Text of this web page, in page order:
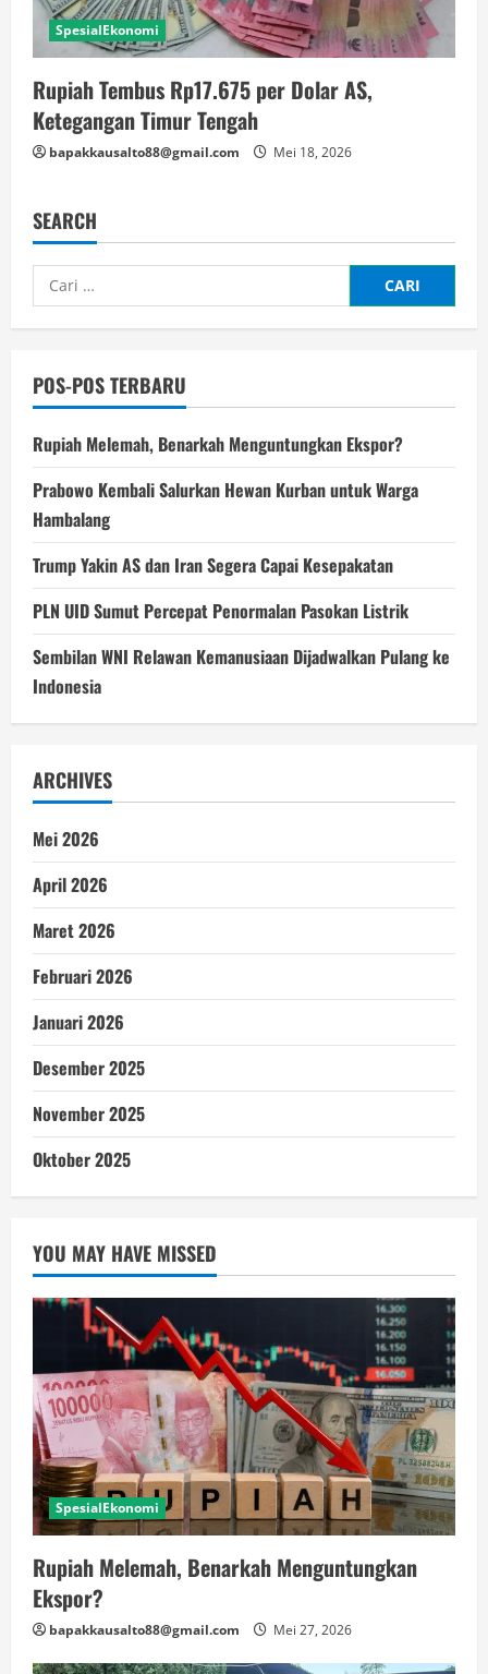
SpesialEkonomi
Rupiah Tembus Rp17.675 per Dolar AS,
Ketegangan Timur Tengah
bapakkausalto88@gmail.com Mei 18, 2026
SEARCH
Cari
untuk:
POS-POS TERBARU
Rupiah Melemah, Benarkah Menguntungkan Ekspor?
Prabowo Kembali Salurkan Hewan Kurban untuk Warga
Hambalang
Trump Yakin AS dan Iran Segera Capai Kesepakatan
PLN UID Sumut Percepat Penormalan Pasokan Listrik
Sembilan WNI Relawan Kemanusiaan Dijadwalkan Pulang ke
Indonesia
ARCHIVES
Mei 2026
April 2026
Maret 2026
Februari 2026
Januari 2026
Desember 2025
November 2025
Oktober 2025
YOU MAY HAVE MISSED
SpesialEkonomi
Rupiah Melemah, Benarkah Menguntungkan
Ekspor?
bapakkausalto88@gmail.com Mei 27, 2026